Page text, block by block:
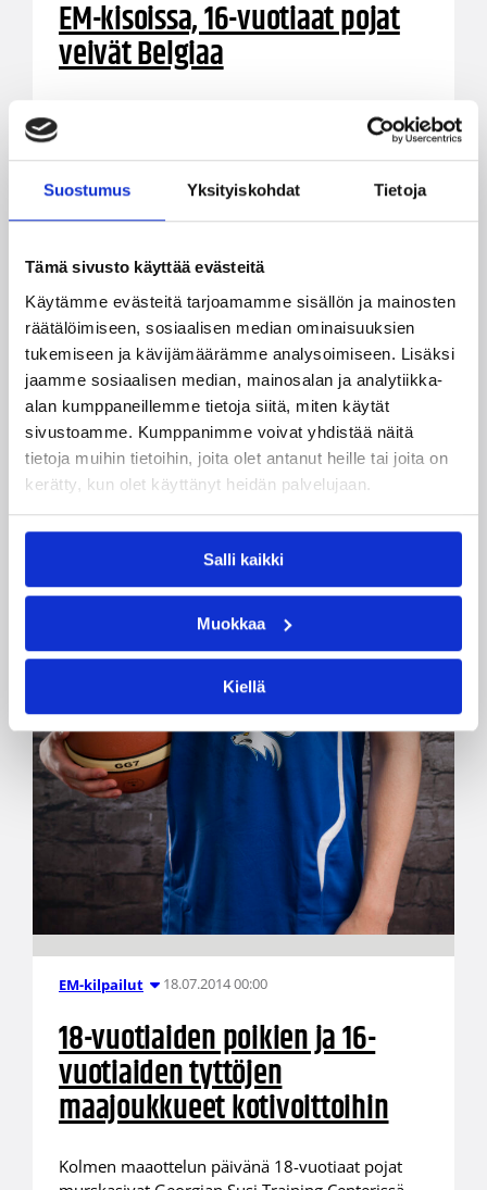
Suostumus Yksityiskohdat Tietoja
Tämä sivusto käyttää evästeitä
Käytämme evästeitä tarjoamamme sisällön ja mainosten
räätälöimiseen, sosiaalisen median ominaisuuksien
tukemiseen ja kävijämäärämme analysoimiseen. Lisäksi
jaamme sosiaalisen median, mainosalan ja analytiikka-
alan kumppaneillemme tietoja siitä, miten käytät
sivustoamme. Kumppanimme voivat yhdistää näitä
tietoja muihin tietoihin, joita olet antanut heille tai joita on
kerätty, kun olet käyttänyt heidän palvelujaan.
Salli kaikki
Muokkaa
Kiellä
EM-kisoissa, 16-vuotiaat pojat
veivät Belgiaa
Sekä 16-vuotiaat pojat että tytöt nappasivat
voitot kolmen nuorisomaajoukkuepelin päivänä.
16-vuotiaat tytöt avasivat omalta osaltaan B-
divisioonan EM-kisat voittamalla Romanian ja 16-
vuotiaat pojat taas Belgian Tampereella pelatussa
EM-kilpailut 18.07.2014 00:00
18-vuotiaiden poikien ja 16-
vuotiaiden tyttöjen
maajoukkueet kotivoittoihin
Kolmen maaottelun päivänä 18-vuotiaat pojat